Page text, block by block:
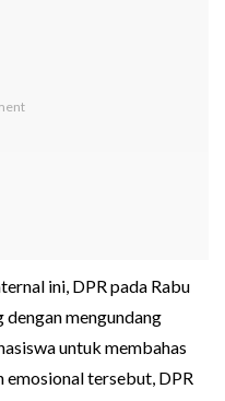
ini, DPR pada Rabu
mengundang
untuk membahas
emosional tersebut, DPR